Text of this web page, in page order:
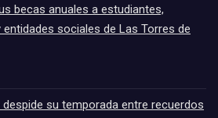
becas anuales a estudiantes,
sociales de Las Torres de
su temporada entre recuerdos